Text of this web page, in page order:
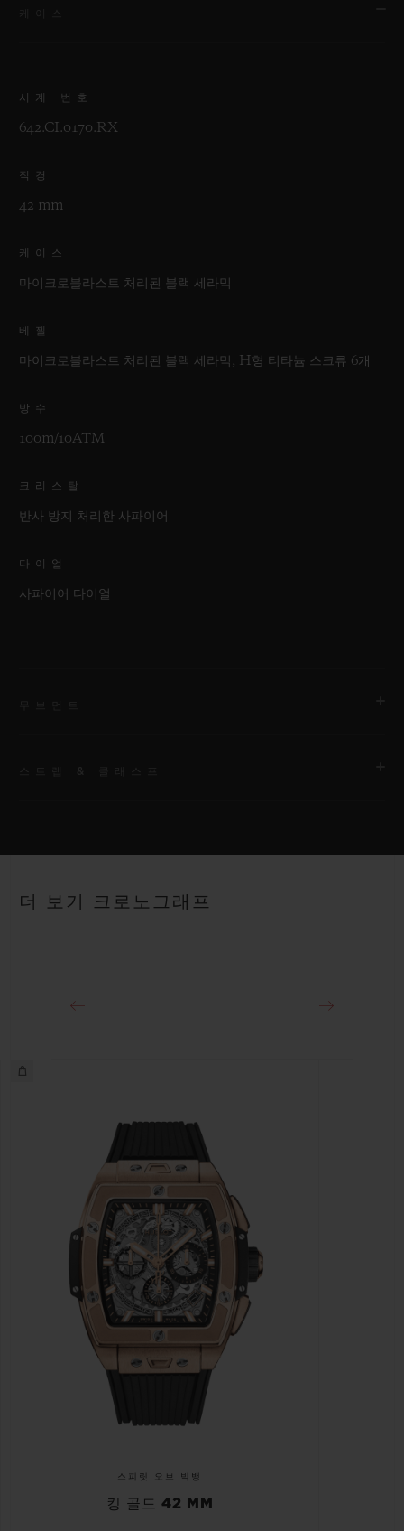
시계 번호
642.CI.0170.RX
직경
42 mm
케이스
마이크로블라스트 처리된 블랙 세라믹
베젤
마이크로블라스트 처리된 블랙 세라믹, H형 티타늄 스크류 6개
방수
100m/10ATM
크리스탈
반사 방지 처리한 사파이어
다이얼
사파이어 다이얼
50시간
스트랩
더 보기 크로노그래프
스피릿 오브 빅뱅
킹 골드 42 MM